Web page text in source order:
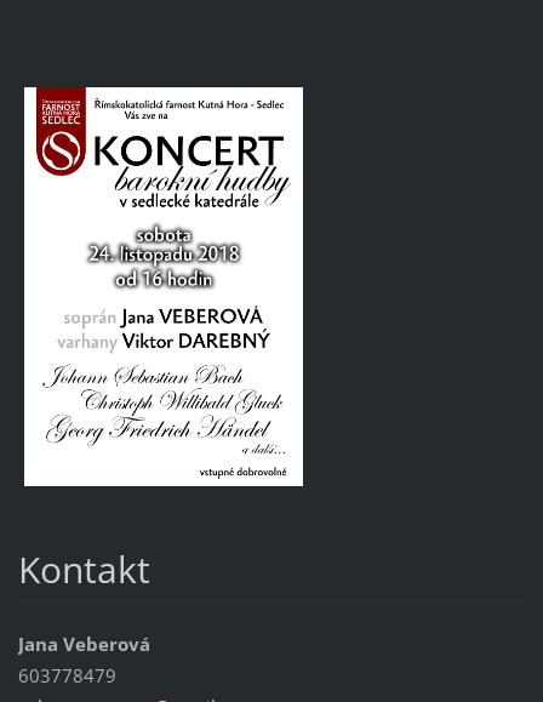
Kontakt
Jana Veberová
603778479